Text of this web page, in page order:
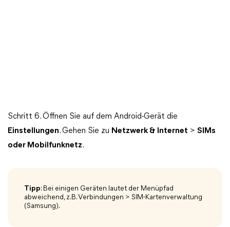
Schritt 6. Öffnen Sie auf dem Android-Gerät die
Einstellungen. Gehen Sie zu Netzwerk & Internet > SIMs
oder Mobilfunknetz.
Tipp: Bei einigen Geräten lautet der Menüpfad
abweichend, z. B. Verbindungen > SIM-Kartenverwaltung
(Samsung).